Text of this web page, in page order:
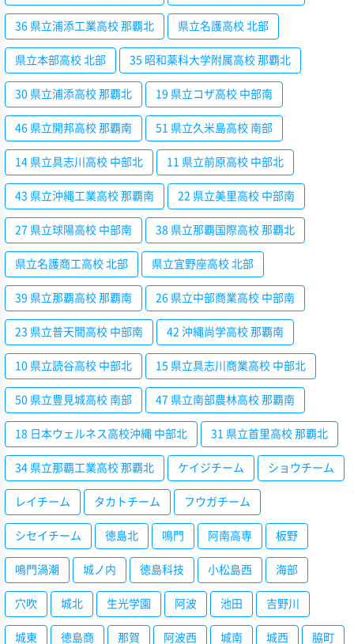
36 県立浦添工業高校 那覇北 県立名護高校 北部
県立本部高校 北部 35 昭和薬科大学附属高校 那覇北
30 県立浦添高校 那覇北 19 県立コザ高校 中部南
46 県立開邦高校 那覇南 51 県立久米島高校 南部
14 県立具志川高校 中部北 11 県立前原高校 中部北
43 県立沖縄工業高校 那覇南 22 県立美里高校 中部南
27 県立球陽高校 中部南 38 県立那覇国際高校 那覇北
県立名護商工高校 北部 県立宜野座高校 北部
39 県立那覇高校 那覇南 26 県立中部商業高校 中部南
23 県立普天間高校 中部南 42 沖縄尚学高校 那覇南
10 県立読谷高校 中部北 15 県立具志川商業高校 中部北
50 県立豊見城高校 南部 47 県立南部農林高校 那覇南
18 日本ウェルネス高校沖縄 中部北 31 県立首里高校 那覇北
34 県立那覇工業高校 那覇北 ケイジチーム ショウチーム
レイチーム タカトチーム フウガチーム
シセイチーム 徳島北 鳴門 阿南高専 板野
鳴門渦潮 城ノ内 徳島科技 小松島西 海部
穴吹 城北 生光学園 阿波 池田 吉野川
城東 徳島商 那賀 阿波西 城南 城西 脇町